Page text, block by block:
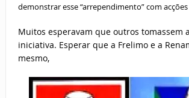
demonstrar esse “arrependimento” com
Muitos esperavam que outros tomassem
iniciativa. Esperar que a Frelimo e a
mesmo,